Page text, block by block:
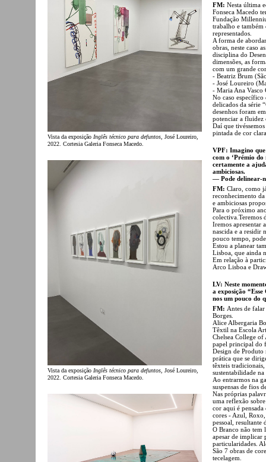
Vista da exposição Inglês técnico para defuntos , José Loureiro,
2022. Cortesia Galeria Fonseca Macedo.
Vista da exposição Inglês técnico para defuntos , José Loureiro,
2022. Cortesia Galeria Fonseca Macedo.
FM: Nesta última
Fonseca Macedo
Fundação
trabalho e também
representados.
A forma de
obras, neste caso
disciplina do
dimensões, as
com um grande
- Beatriz Brum
- José Loureiro
- Maria Ana Vasco
No caso
delicados da série
desenhos foram
potenciar a fluidez
Daí que
pintada de cor
VPF: Imagino
com o ‘Prémio
certamente a
ambiciosas.
— Pode delinear-
FM: Claro, como
reconhecimento
e ambiciosas
Para o próximo
colectiva.Teremos
Iremos apresentar
nascida e a residir
pouco tempo,
Estou a planear
Lisboa, que ainda
Em relação à
Arco Lisboa e
LV: Neste
a exposição
nos um pouco do
FM: Antes de
Borges.
Alice Albergaria
Têxtil na Escola
Chelsea College
papel principal do
Design de Produto
prática que se
têxteis
sustentabilidade
Ao entrarmos na
suspensas de fios
Nas próprias
uma reflexão
cor aqui é
cores - Azul,
pessoal, resultante
O Branco não tem
apesar de implicar
particularidades.
São 7 obras de
tecelagem.